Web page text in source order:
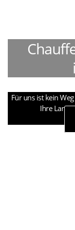
Für uns ist kein
Ihre